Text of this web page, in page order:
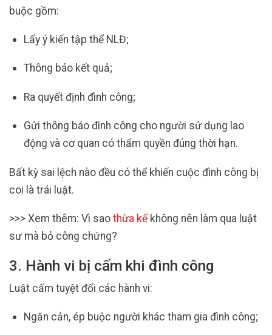
buộc gồm:
Lấy ý kiến tập thể NLĐ;
Thông báo kết quả;
Ra quyết định đình công;
Gửi thông báo đình công cho người sử dụng lao
động và cơ quan có thẩm quyền đúng thời hạn.
Bất kỳ sai lệch nào đều có thể khiến cuộc đình công bị
coi là trái luật.
>>> Xem thêm: Vì sao thừa kế không nên làm qua luật
sư mà bỏ công chứng?
3. Hành vi bị cấm khi đình công
Luật cấm tuyệt đối các hành vi:
Ngăn cản, ép buộc người khác tham gia đình công;